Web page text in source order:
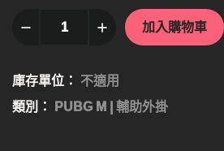
加入購物車
庫存單位：
不適用
類別：
PUBG M | 輔助外掛